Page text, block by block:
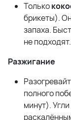
Только
брикеты).
запаха.
не подходят.
Разжигание
полного
минут).